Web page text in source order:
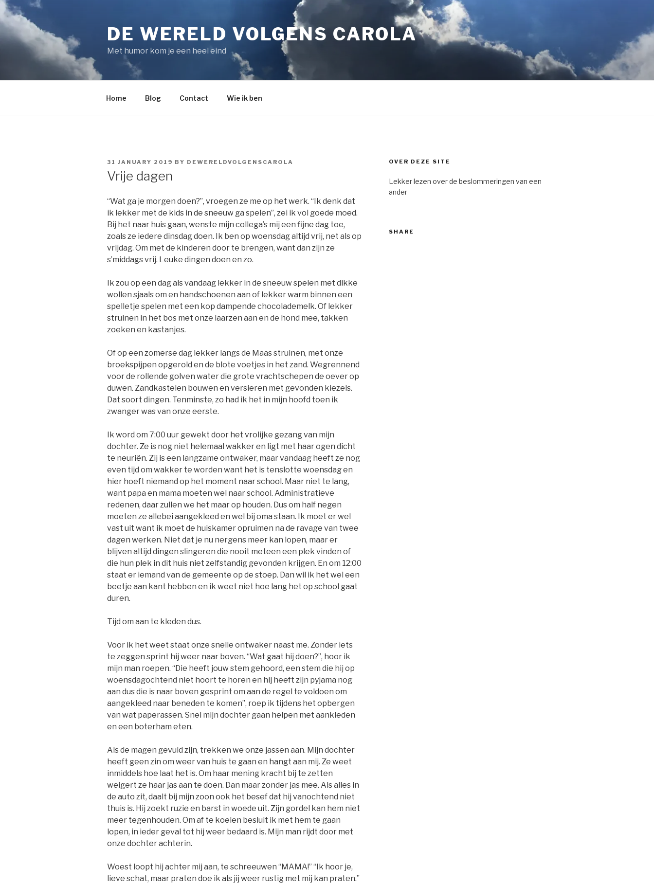
Skip
to
content
DE WERELD VOLGENS CAROLA
Met humor kom je een heel eind
Home Blog Contact Wie ik ben
POSTED
31 JANUARY 2019 BY DEWERELDVOLGENSCAROLA
Vrije dagen
“Wat ga je morgen doen?”, vroegen ze me op het werk. “Ik denk dat
ik lekker met de kids in de sneeuw ga spelen”, zei ik vol goede moed.
Bij het naar huis gaan, wenste mijn collega’s mij een fijne dag toe,
zoals ze iedere dinsdag doen. Ik ben op woensdag altijd vrij, net als op
vrijdag. Om met de kinderen door te brengen, want dan zijn ze
s’middags vrij. Leuke dingen doen en zo.
Ik zou op een dag als vandaag lekker in de sneeuw spelen met dikke
wollen sjaals om en handschoenen aan of lekker warm binnen een
spelletje spelen met een kop dampende chocolademelk. Of lekker
struinen in het bos met onze laarzen aan en de hond mee, takken
zoeken en kastanjes.
Of op een zomerse dag lekker langs de Maas struinen, met onze
broekspijpen opgerold en de blote voetjes in het zand. Wegrennend
voor de rollende golven water die grote vrachtschepen de oever op
duwen. Zandkastelen bouwen en versieren met gevonden kiezels.
Dat soort dingen. Tenminste, zo had ik het in mijn hoofd toen ik
zwanger was van onze eerste.
Ik word om 7:00 uur gewekt door het vrolijke gezang van mijn
dochter. Ze is nog niet helemaal wakker en ligt met haar ogen dicht
te neuriën. Zij is een langzame ontwaker, maar vandaag heeft ze nog
even tijd om wakker te worden want het is tenslotte woensdag en
hier hoeft niemand op het moment naar school. Maar niet te lang,
want papa en mama moeten wel naar school. Administratieve
redenen, daar zullen we het maar op houden. Dus om half negen
moeten ze allebei aangekleed en wel bij oma staan. Ik moet er wel
vast uit want ik moet de huiskamer opruimen na de ravage van twee
dagen werken. Niet dat je nu nergens meer kan lopen, maar er
blijven altijd dingen slingeren die nooit meteen een plek vinden of
die hun plek in dit huis niet zelfstandig gevonden krijgen. En om 12:00
staat er iemand van de gemeente op de stoep. Dan wil ik het wel een
beetje aan kant hebben en ik weet niet hoe lang het op school gaat
duren.
Tijd om aan te kleden dus.
Voor ik het weet staat onze snelle ontwaker naast me. Zonder iets
te zeggen sprint hij weer naar boven. “Wat gaat hij doen?”, hoor ik
mijn man roepen. “Die heeft jouw stem gehoord, een stem die hij op
woensdagochtend niet hoort te horen en hij heeft zijn pyjama nog
aan dus die is naar boven gesprint om aan de regel te voldoen om
aangekleed naar beneden te komen”, roep ik tijdens het opbergen
van wat paperassen. Snel mijn dochter gaan helpen met aankleden
en een boterham eten.
Als de magen gevuld zijn, trekken we onze jassen aan. Mijn dochter
heeft geen zin om weer van huis te gaan en hangt aan mij. Ze weet
inmiddels hoe laat het is. Om haar mening kracht bij te zetten
weigert ze haar jas aan te doen. Dan maar zonder jas mee. Als alles in
de auto zit, daalt bij mijn zoon ook het besef dat hij vanochtend niet
thuis is. Hij zoekt ruzie en barst in woede uit. Zijn gordel kan hem niet
meer tegenhouden. Om af te koelen besluit ik met hem te gaan
lopen, in ieder geval tot hij weer bedaard is. Mijn man rijdt door met
onze dochter achterin.
Woest loopt hij achter mij aan, te schreeuwen “MAMA!” “Ik hoor je,
lieve schat, maar praten doe ik als jij weer rustig met mij kan praten.”
OVER DEZE SITE
Lekker lezen over de beslommeringen van een
ander
SHARE